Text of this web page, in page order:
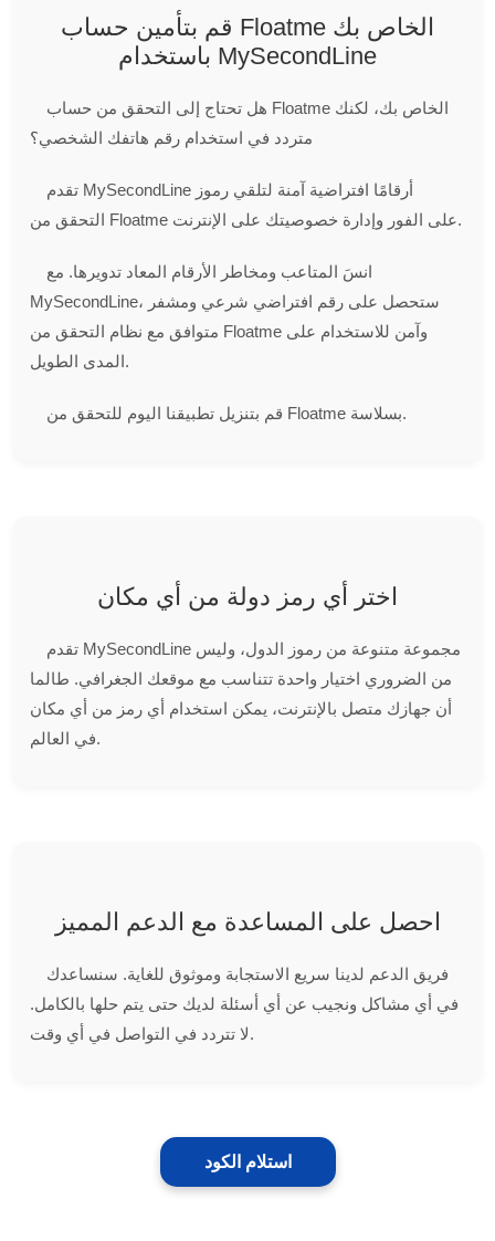
قم بتأمين حساب Floatme الخاص بك
باستخدام MySecondLine
هل تحتاج إلى التحقق من حساب Floatme الخاص بك، لكنك
متردد في استخدام رقم هاتفك الشخصي؟
تقدم MySecondLine أرقامًا افتراضية آمنة لتلقي رموز
التحقق من Floatme على الفور وإدارة خصوصيتك على الإنترنت.
انسَ المتاعب ومخاطر الأرقام المعاد تدويرها. مع
MySecondLine، ستحصل على رقم افتراضي شرعي ومشفر
متوافق مع نظام التحقق من Floatme وآمن للاستخدام على
المدى الطويل.
قم بتنزيل تطبيقنا اليوم للتحقق من Floatme بسلاسة.
اختر أي رمز دولة من أي مكان
تقدم MySecondLine مجموعة متنوعة من رموز الدول، وليس
من الضروري اختيار واحدة تتناسب مع موقعك الجغرافي. طالما
أن جهازك متصل بالإنترنت، يمكن استخدام أي رمز من أي مكان
في العالم.
احصل على المساعدة مع الدعم المميز
فريق الدعم لدينا سريع الاستجابة وموثوق للغاية. سنساعدك
في أي مشاكل ونجيب عن أي أسئلة لديك حتى يتم حلها بالكامل.
لا تتردد في التواصل في أي وقت.
استلام الكود